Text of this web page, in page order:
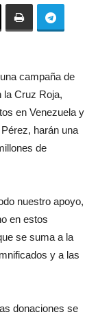
campaña de
la Cruz Roja,
en Venezuela y
harán una
de
nuestro apoyo,
en estos
se suma a la
y a las
donaciones se